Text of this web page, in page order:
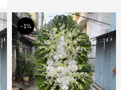
-1%